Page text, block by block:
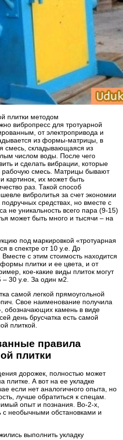
плитки методом
вибропресс для тротуарной
от электропривода и
из формы-матрицы, в
смесь, складывающаяся из
числом воды. После чего
и сделать вибрации, которые
рабочую смесь. Матрицы бывают
картинок, их может быть
раз. Такой способ
вибролитья за счет экономии
средствах, но вместе с
не уникальность всего пара (9-15)
может быть много и тысячи – на
под маркировкой «тротуарная
в спектре от 10 у.е. До
с этим стоимость находится
формы плитки и ее цвета, и от
кое-какие виды плиток могут
– 30 у.е. За один м2.
самой легкой прямоугольной
Свое наименование получила
обозначающих камень в виде
день брусчатка есть самой
плиткой.
правила
плитки
дорожек, полностью может
плитке. А вот на ее укладке
если нет аналогичного опыта, но
лучше обратиться к спецам.
опыт и познания. Во-2-х,
с необычными обстановками и
выполнить укладку